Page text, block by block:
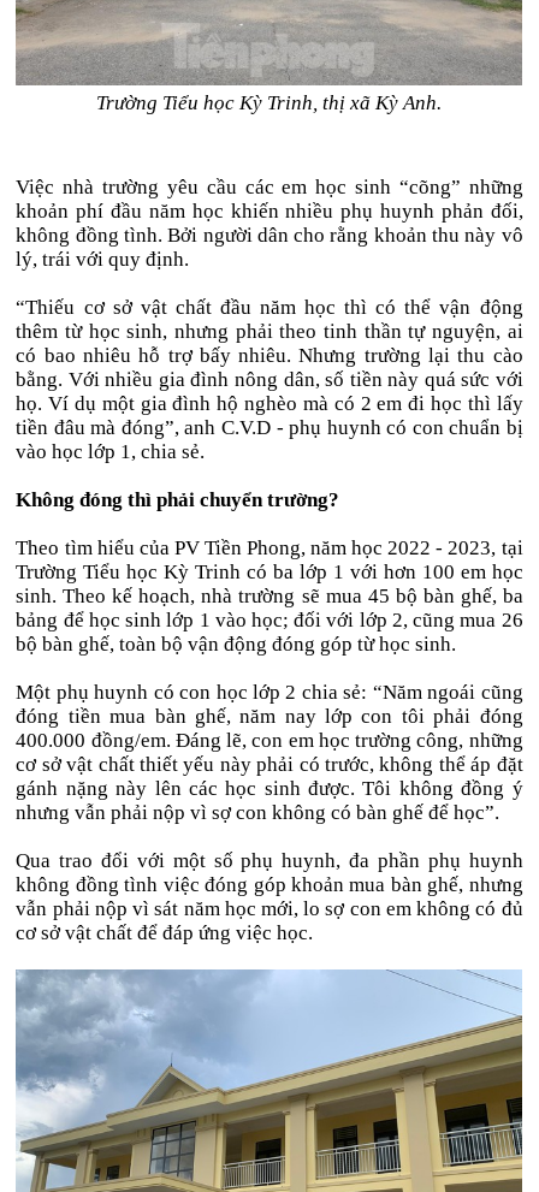
Trường Tiểu học Kỳ Trinh, thị xã Kỳ Anh.
Việc nhà trường yêu cầu các em học sinh “cõng” những
khoản phí đầu năm học khiến nhiều phụ huynh phản đối,
không đồng tình. Bởi người dân cho rằng khoản thu này vô
lý, trái với quy định.
“Thiếu cơ sở vật chất đầu năm học thì có thể vận động
thêm từ học sinh, nhưng phải theo tinh thần tự nguyện, ai
có bao nhiêu hỗ trợ bấy nhiêu. Nhưng trường lại thu cào
bằng. Với nhiều gia đình nông dân, số tiền này quá sức với
họ. Ví dụ một gia đình hộ nghèo mà có 2 em đi học thì lấy
tiền đâu mà đóng”, anh C.V.D - phụ huynh có con chuẩn bị
vào học lớp 1, chia sẻ.
Không đóng thì phải chuyển trường?
Theo tìm hiểu của PV Tiền Phong, năm học 2022 - 2023, tại
Trường Tiểu học Kỳ Trinh có ba lớp 1 với hơn 100 em học
sinh. Theo kế hoạch, nhà trường sẽ mua 45 bộ bàn ghế, ba
bảng để học sinh lớp 1 vào học; đối với lớp 2, cũng mua 26
bộ bàn ghế, toàn bộ vận động đóng góp từ học sinh.
Một phụ huynh có con học lớp 2 chia sẻ: “Năm ngoái cũng
đóng tiền mua bàn ghế, năm nay lớp con tôi phải đóng
400.000 đồng/em. Đáng lẽ, con em học trường công, những
cơ sở vật chất thiết yếu này phải có trước, không thể áp đặt
gánh nặng này lên các học sinh được. Tôi không đồng ý
nhưng vẫn phải nộp vì sợ con không có bàn ghế để học”.
Qua trao đổi với một số phụ huynh, đa phần phụ huynh
không đồng tình việc đóng góp khoản mua bàn ghế, nhưng
vẫn phải nộp vì sát năm học mới, lo sợ con em không có đủ
cơ sở vật chất để đáp ứng việc học.